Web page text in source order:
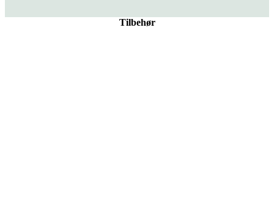
Tilbehør